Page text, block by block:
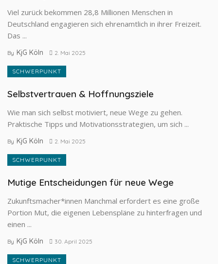
Viel zurück bekommen 28,8 Millionen Menschen in
Deutschland engagieren sich ehrenamtlich in ihrer Freizeit.
Das ...
By KjG Köln 2. Mai 2025
SCHWERPUNKT
Selbstvertrauen & Hoffnungsziele
Wie man sich selbst motiviert, neue Wege zu gehen.
Praktische Tipps und Motivationsstrategien, um sich ...
By KjG Köln 2. Mai 2025
SCHWERPUNKT
Mutige Entscheidungen für neue Wege
Zukunftsmacher*innen Manchmal erfordert es eine große
Portion Mut, die eigenen Lebenspläne zu hinter­fragen und
einen ...
By KjG Köln 30. April 2025
SCHWERPUNKT